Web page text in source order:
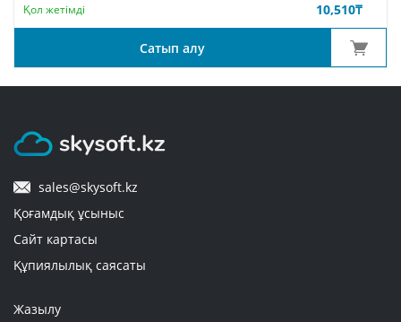
Қол жетімді 10,510₸
Сатып алу
sales@skysoft.kz
Қоғамдық ұсыныс
Сайт картасы
Құпиялылық саясаты
Жазылу